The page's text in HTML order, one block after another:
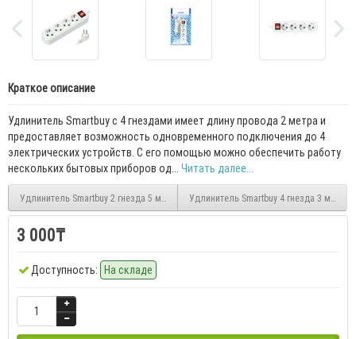
Краткое описание
Удлинитель Smartbuy с 4 гнездами имеет длину провода 2 метра и
предоставляет возможность одновременного подключения до 4
электрических устройств. С его помощью можно обеспечить работу
нескольких бытовых приборов од... Читать далее...
Удлинитель Smartbuy 2 гнезда 5 метров, 16А/3,5кВт с заземлением
Удлинитель Smartbuy 4 гнезда 3
3 000₸
Доступность: На складе